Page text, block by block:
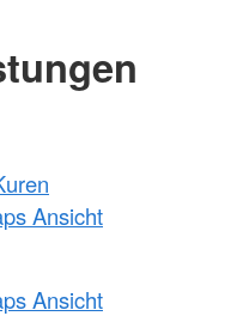
Ansicht
Ansicht